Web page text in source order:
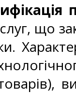
що